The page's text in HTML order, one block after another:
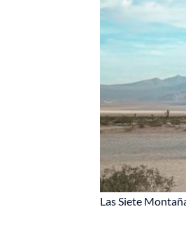
Las Siete